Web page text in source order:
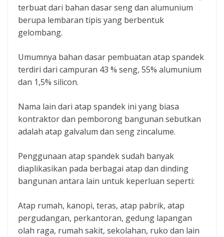
terbuat dari bahan dasar seng dan alumunium
berupa lembaran tipis yang berbentuk
gelombang.
Umumnya bahan dasar pembuatan atap spandek
terdiri dari campuran 43 % seng, 55% alumunium
dan 1,5% silicon.
Nama lain dari atap spandek ini yang biasa
kontraktor dan pemborong bangunan sebutkan
adalah atap galvalum dan seng zincalume.
Penggunaan atap spandek sudah banyak
diaplikasikan pada berbagai atap dan dinding
bangunan antara lain untuk keperluan seperti:
Atap rumah, kanopi, teras, atap pabrik, atap
pergudangan, perkantoran, gedung lapangan
olah raga, rumah sakit, sekolahan, ruko dan lain